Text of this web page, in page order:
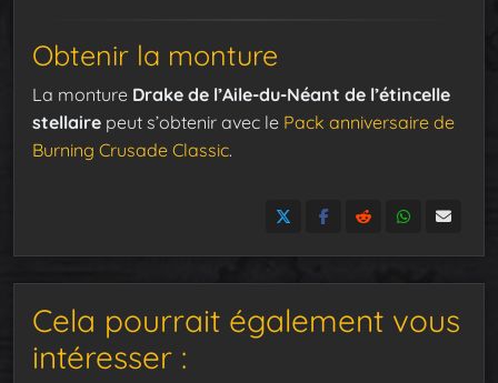
Obtenir la monture
La monture Drake de l’Aile-du-Néant de l’étincelle
stellaire peut s’obtenir avec le Pack anniversaire de
Burning Crusade Classic.
Cela pourrait également vous
intéresser :